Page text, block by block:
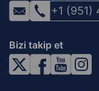
+1 (951)
Bizi takip et